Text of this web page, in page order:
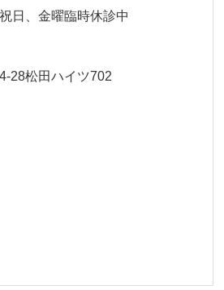
日、金曜臨時休診中
28松田ハイツ702